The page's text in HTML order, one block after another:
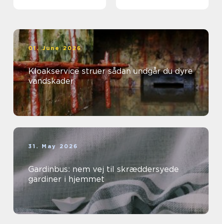
01. June 2026
Kloakservice struer sådan undgår du dyre
vandskader
31. May 2026
Gardinbus: nem vej til skræddersyede
gardiner i hjemmet